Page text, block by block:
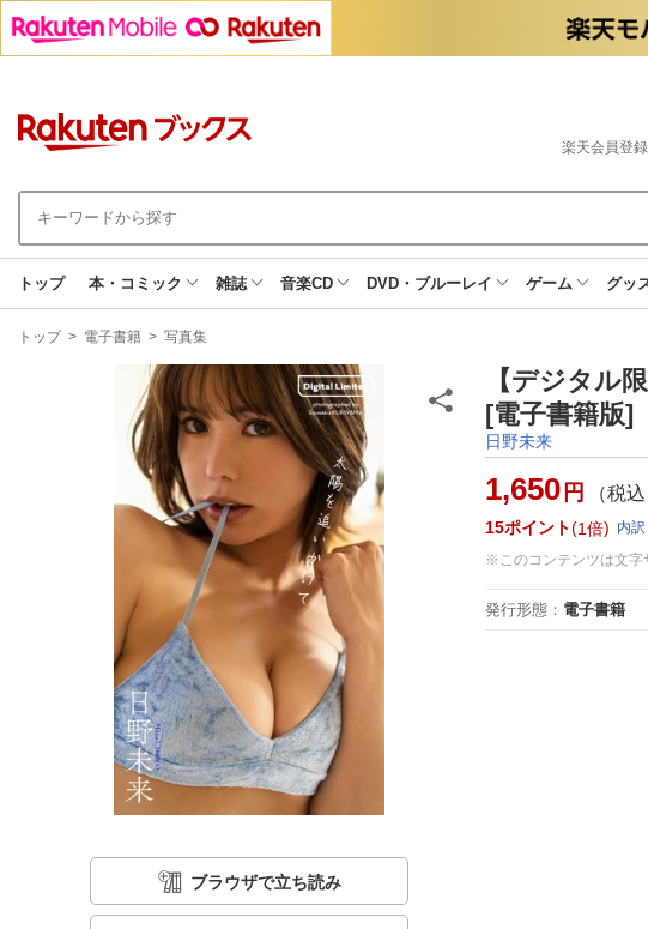
楽天会員登録
トップ 本・コミック 雑誌 音楽CD DVD・ブルーレイ ゲーム グッ
現
トップ > 電子書籍 > 写真集
ブラウザで立ち読み
【デジタル
[電子書籍版]
日野未来
1,650 円 （税込
15ポイント 1倍
内訳
※このコンテンツは文字
発行形態 ： 電子書籍